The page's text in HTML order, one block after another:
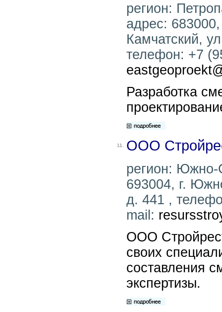
регион:
адрес: 683000,
Камчатский,
телефон: +7
Разработка
11. ООО
регион: Южно-
693004, г.
д. 441 ,
mail:
ООО
своих
составления
экспертизы.